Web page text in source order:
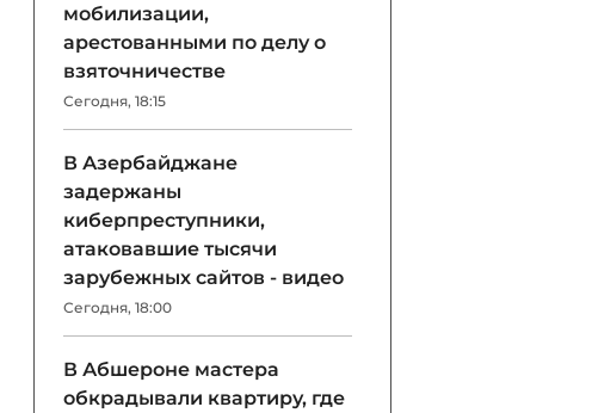
мобилизации,
арестованными по делу о
взяточничестве
Сегодня, 18:15
В Азербайджане
задержаны
киберпреступники,
атаковавшие тысячи
зарубежных сайтов - видео
Сегодня, 18:00
В Абшероне мастера
обкрадывали квартиру, где